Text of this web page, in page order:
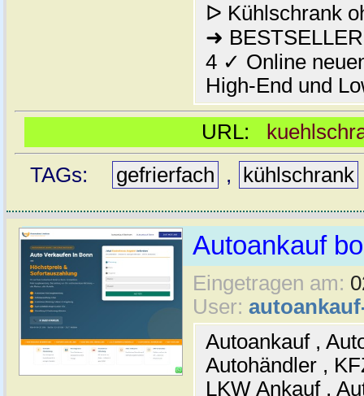
ᐅ Kühlschrank
➜
4 ✓ Online
High-End und
URL:
TAGs:
gefrierfach , kühlschrank
Autoankauf
Eingetragen am:
User:
Autoankauf ,
Autohändler ,
LKW Ankauf ,